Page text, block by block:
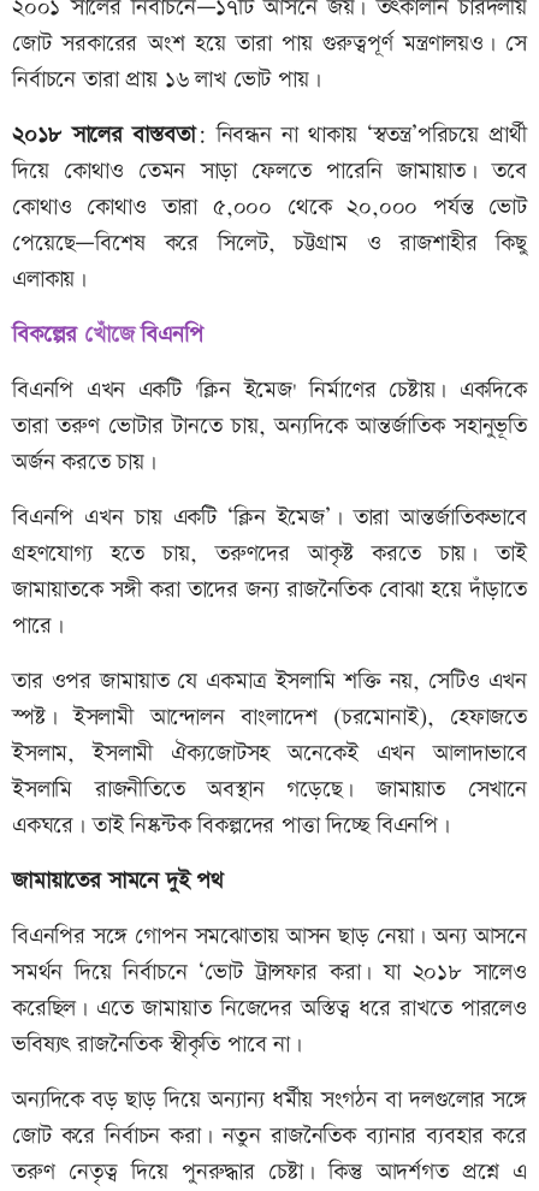
২০০১ সালের নির্বাচনে—১৭টি আসনে জয়। তৎকালীন চারদলীয়
জোট সরকারের অংশ হয়ে তারা পায় গুরুত্বপূর্ণ মন্ত্রণালয়ও। সে
নির্বাচনে তারা প্রায় ১৬ লাখ ভোট পায়।
২০১৮ সালের বাস্তবতা: নিবন্ধন না থাকায় ‘স্বতন্ত্র’পরিচয়ে প্রার্থী
দিয়ে কোথাও তেমন সাড়া ফেলতে পারেনি জামায়াত। তবে
কোথাও কোথাও তারা ৫,০০০ থেকে ২০,০০০ পর্যন্ত ভোট
পেয়েছে—বিশেষ করে সিলেট, চট্টগ্রাম ও রাজশাহীর কিছু
এলাকায়।
বিকল্পের খোঁজে বিএনপি
বিএনপি এখন একটি 'ক্লিন ইমেজ' নির্মাণের চেষ্টায়। একদিকে
তারা তরুণ ভোটার টানতে চায়, অন্যদিকে আন্তর্জাতিক সহানুভূতি
অর্জন করতে চায়।
বিএনপি এখন চায় একটি ‘ক্লিন ইমেজ’। তারা আন্তর্জাতিকভাবে
গ্রহণযোগ্য হতে চায়, তরুণদের আকৃষ্ট করতে চায়। তাই
জামায়াতকে সঙ্গী করা তাদের জন্য রাজনৈতিক বোঝা হয়ে দাঁড়াতে
পারে।
তার ওপর জামায়াত যে একমাত্র ইসলামি শক্তি নয়, সেটিও এখন
স্পষ্ট। ইসলামী আন্দোলন বাংলাদেশ (চরমোনাই), হেফাজতে
ইসলাম, ইসলামী ঐক্যজোটসহ অনেকেই এখন আলাদাভাবে
ইসলামি রাজনীতিতে অবস্থান গড়েছে। জামায়াত সেখানে
একঘরে। তাই নিষ্কন্টক বিকল্পদের পাত্তা দিচ্ছে বিএনপি।
জামায়াতের সামনে দুই পথ
বিএনপির সঙ্গে গোপন সমঝোতায় আসন ছাড় নেয়া। অন্য আসনে
সমর্থন দিয়ে নির্বাচনে ‘ভোট ট্রান্সফার করা। যা ২০১৮ সালেও
করেছিল। এতে জামায়াত নিজেদের অস্তিত্ব ধরে রাখতে পারলেও
ভবিষ্যৎ রাজনৈতিক স্বীকৃতি পাবে না।
অন্যদিকে বড় ছাড় দিয়ে অন্যান্য ধর্মীয় সংগঠন বা দলগুলোর সঙ্গে
জোট করে নির্বাচন করা। নতুন রাজনৈতিক ব্যানার ব্যবহার করে
তরুণ নেতৃত্ব দিয়ে পুনরুদ্ধার চেষ্টা। কিন্তু আদর্শগত প্রশ্নে এ